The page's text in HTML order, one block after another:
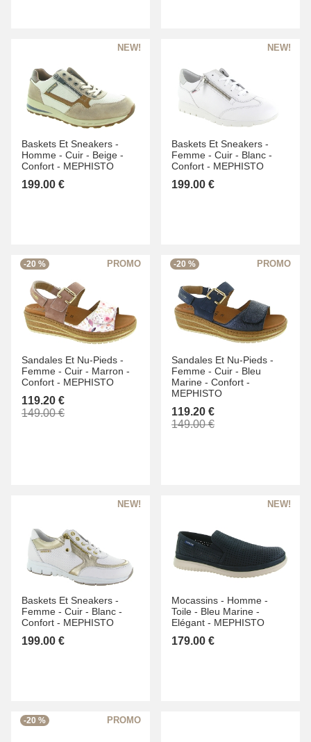
Baskets Et Sneakers -
Homme - Cuir - Beige -
Confort - MEPHISTO
199.00 €
Baskets Et Sneakers -
Femme - Cuir - Blanc -
Confort - MEPHISTO
199.00 €
-20 %
Sandales Et Nu-Pieds -
Femme - Cuir - Marron -
Confort - MEPHISTO
119.20 €
149.00 €
-20 %
Sandales Et Nu-Pieds -
Femme - Cuir - Bleu
Marine - Confort -
MEPHISTO
119.20 €
149.00 €
Baskets Et Sneakers -
Femme - Cuir - Blanc -
Confort - MEPHISTO
199.00 €
Mocassins - Homme -
Toile - Bleu Marine -
Elégant - MEPHISTO
179.00 €
-20 %